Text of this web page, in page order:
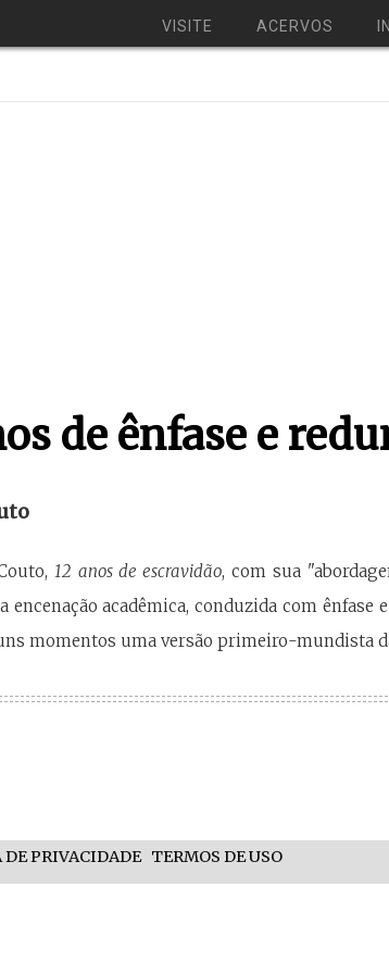
VISITE ACERVOS
de ênfase e
12 anos de escravidão, com sua
encenação acadêmica, conduzida com ênfase
momentos uma versão primeiro-mundista
PRIVACIDADE TERMOS DE USO